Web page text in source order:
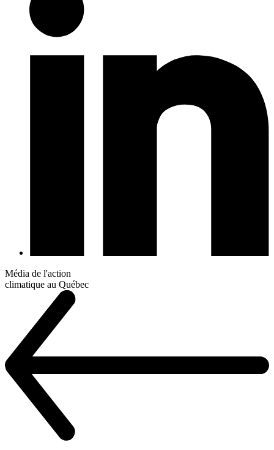
Média de l'action
climatique au Québec